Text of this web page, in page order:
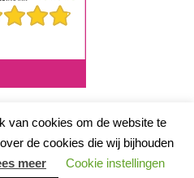
IDeal
van cookies om de website te
de cookies die wij bijhouden
meer Cookie instellingen